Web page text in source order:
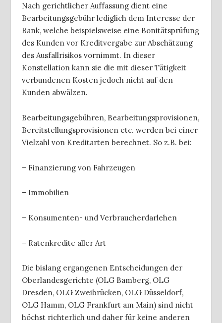
Nach gerichtlicher Auffassung dient eine
Bearbeitungsgebühr lediglich dem Interesse der
Bank, welche beispielsweise eine Bonitätsprüfung
des Kunden vor Kreditvergabe zur Abschätzung
des Ausfallrisikos vornimmt. In dieser
Konstellation kann sie die mit dieser Tätigkeit
verbundenen Kosten jedoch nicht auf den
Kunden abwälzen.
Bearbeitungsgebühren, Bearbeitungsprovisionen,
Bereitstellungsprovisionen etc. werden bei einer
Vielzahl von Kreditarten berechnet. So z.B. bei:
– Finanzierung von Fahrzeugen
– Immobilien
– Konsumenten- und Verbraucherdarlehen
– Ratenkredite aller Art
Die bislang ergangenen Entscheidungen der
Oberlandesgerichte (OLG Bamberg, OLG
Dresden, OLG Zweibrücken, OLG Düsseldorf,
OLG Hamm, OLG Frankfurt am Main) sind nicht
höchst richterlich und daher für keine anderen